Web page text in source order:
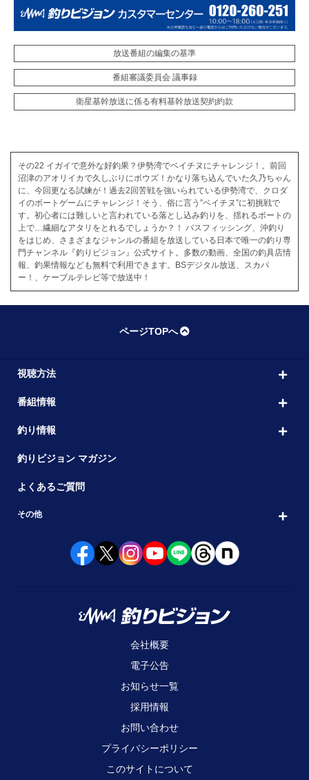
放送番組の編集の基準
番組審議委員会 議事録
衛星基幹放送に係る有料基幹放送契約約款
その22 イガイで意外な好釣果？伊勢湾でベイチヌにチャレンジ！。前回
沼津のアオリイカで久しぶりにボウズ！かなり落ち込んでいた久乃ちゃん
に、今回更なる試練が！過去2回苦戦を強いられている伊勢湾で、クロダ
イのボートゲームにチャレンジ！そう、俗に言う”ベイチヌ”に初挑戦で
す。初心者には難しいと言われている落とし込み釣りを、揺れるボートの
上で…繊細なアタリをとれるでしょうか？！ バスフィッシング、沖釣り
をはじめ、さまざまなジャンルの番組を放送している日本で唯一の釣り専
門チャンネル『釣りビジョン』公式サイト。多数の動画、全国の釣具店情
報、釣果情報なども無料で利用できます。BSデジタル放送、スカパ
ー！、ケーブルテレビ等で放送中！
ページTOPへ
視聴方法
番組情報
釣り情報
釣りビジョン マガジン
よくあるご質問
その他
会社概要
電子公告
お知らせ一覧
採用情報
お問い合わせ
プライバシーポリシー
このサイトについて